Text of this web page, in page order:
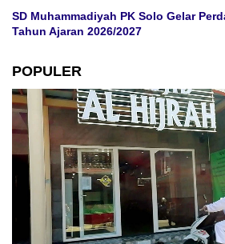
SD Muhammadiyah PK Solo Gelar
Tahun Ajaran 2026/2027
POPULER